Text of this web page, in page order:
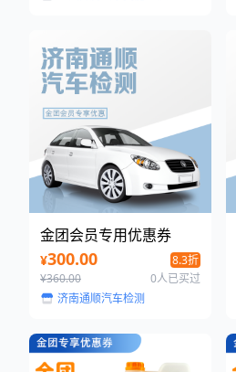
金团会员专用优惠券
¥300.00
8.3折
¥360.00
0人已买过
济南通顺汽车检测